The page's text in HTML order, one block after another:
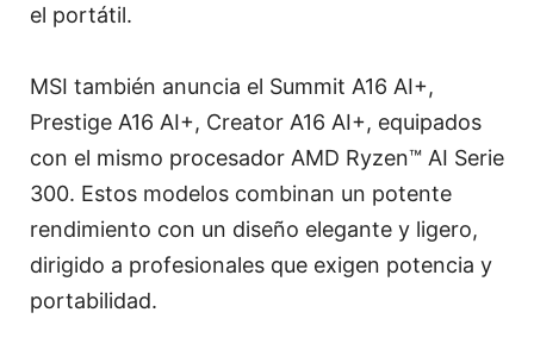
el portátil.
MSI también anuncia el Summit A16 AI+,
Prestige A16 AI+, Creator A16 AI+, equipados
con el mismo procesador AMD Ryzen™ AI Serie
300. Estos modelos combinan un potente
rendimiento con un diseño elegante y ligero,
dirigido a profesionales que exigen potencia y
portabilidad.